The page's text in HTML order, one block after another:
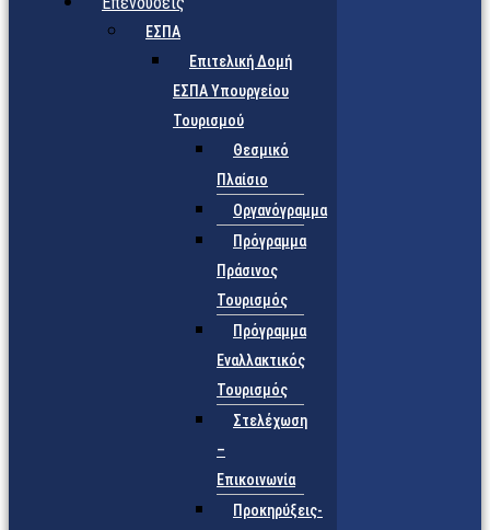
ΕΣΠΑ
Επιτελική Δομή
ΕΣΠΑ Υπουργείου
Τουρισμού
Θεσμικό
Πλαίσιο
Οργανόγραμμα
Πρόγραμμα
Πράσινος
Τουρισμός
Πρόγραμμα
Εναλλακτικός
Τουρισμός
Στελέχωση
–
Επικοινωνία
Προκηρύξεις-